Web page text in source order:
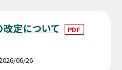
定について PDF
06/26